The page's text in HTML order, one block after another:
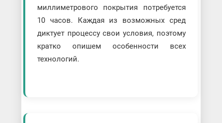
миллиметрового покрытия потребуется
10 часов. Каждая из возможных сред
диктует процессу свои условия, поэтому
кратко опишем особенности всех
технологий.